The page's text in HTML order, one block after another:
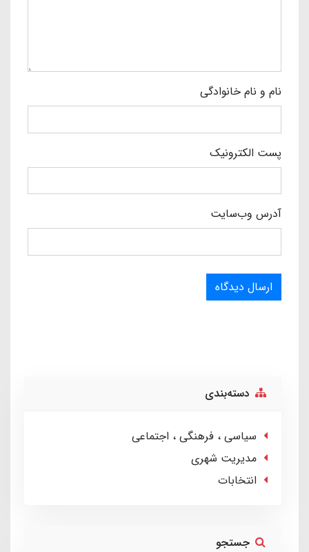
نام و نام خانوادگی
پست الکترونیک
آدرس وب‌سایت
ارسال دیدگاه
دسته‌بندی
سیاسی ، فرهنگی ، اجتماعی
مدیریت شهری
انتخابات
جستجو